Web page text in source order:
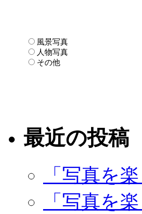
風景写真
人物写真
その他
最近の投稿
「写真を
「写真を